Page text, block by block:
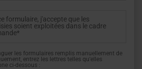
formulaire, j'accepte que les
soient exploitées dans le cadre
les formulaires remplis manuellement de
entrez les lettres telles qu'elles
ci-dessous :